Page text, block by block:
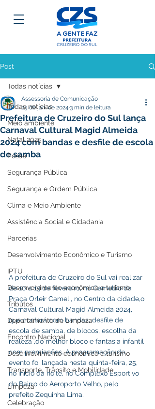
Post
Todas notícias
Meio ambiente
Natal 2025
Posse
Segurança Pública
Segurança e Ordem Pública
Clima e Meio Ambiente
Assistência Social e Cidadania
Parcerias
Desenvolvimento Econômico e Turismo
IPTU
Desenvolvimento econômico e turismo
Tributos
Departamento de Limpeza
Encontro Nacional
Desenvolvimento econômico e turismo
Transporte, Trânsito e Mobilidade
Limpeza
Celebração
Todas notícias
Prefeitura de Cruzeiro do Sul lança
Carnaval Cultural Magid Almeida
2024 com bandas e desfile de escola
de samba
Assessoria de Comunicação
25 de jan. de 2024 3 min de leitura
A prefeitura de Cruzeiro do Sul vai realizar
de 10 a 13 de fevereiro, no Gamelão da
Praça Orleir Cameli, no Centro da cidade,o
Carnaval Cultural Magid Almeida 2024,
que contará com bandas, desfile de
escola de samba, de blocos, escolha da
realeza ,do melhor bloco e fantasia infantil
com premiações. A programação do
evento foi lançada nesta quinta-feira, 25,
no início da noite, no Complexo Esportivo
do Bairro do Aeroporto Velho, pelo
prefeito Zequinha Lima.